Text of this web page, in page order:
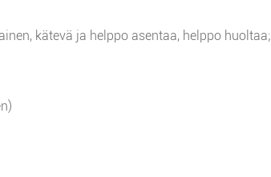
kätevä ja helppo asentaa, helppo huoltaa;